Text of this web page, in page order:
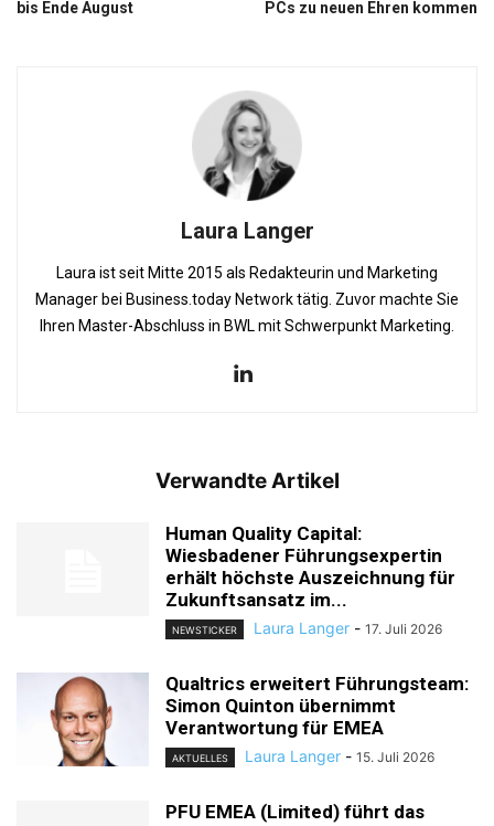
bis Ende August
PCs zu neuen Ehren kommen
Laura Langer
Laura ist seit Mitte 2015 als Redakteurin und Marketing
Manager bei Business.today Network tätig. Zuvor machte Sie
Ihren Master-Abschluss in BWL mit Schwerpunkt Marketing.
Verwandte Artikel
Human Quality Capital:
Wiesbadener Führungsexpertin
erhält höchste Auszeichnung für
Zukunftsansatz im...
NEWSTICKER Laura Langer - 17. Juli 2026
Qualtrics erweitert Führungsteam:
Simon Quinton übernimmt
Verantwortung für EMEA
AKTUELLES Laura Langer - 15. Juli 2026
PFU EMEA (Limited) führt das